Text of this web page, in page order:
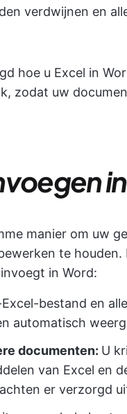
verdwijnen en
hoe u Excel in
zodat uw
manier om uw
te
in Word:
bestand en
automatisch
documenten: U
van Excel en
er verzorgd